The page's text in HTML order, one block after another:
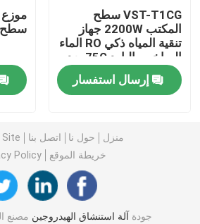
مبرد مياه
تنقية المياه
زجاجة الهيدروجين
مُستجيب اختبار الهيدروجين
VST-T1CG سطح
المكتب 2200W جهاز
تنقية المياه ذكي RO الماء
الساخن والبارد 75G بعد
الخدمة قطع غيار مجانية
إرسال استفسار
سطح
منزل حول نا اتصل بنا
Site
خريطة الموقع
Policy
جودة آلة استنشاق الهيدروجين